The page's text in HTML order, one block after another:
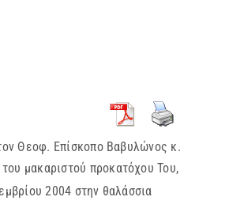
Θεοφ. Επίσκοπο Βαβυλώνος κ.
μακαριστού προκατόχου Του,
2004 στην θαλάσσια